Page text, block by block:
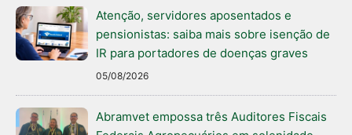
Atenção, servidores aposentados e
pensionistas: saiba mais sobre isenção de
IR para portadores de doenças graves
05/08/2026
Abramvet empossa três Auditores Fiscais